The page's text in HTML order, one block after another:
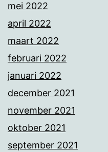
mei 2022
april 2022
maart 2022
februari 2022
januari 2022
december 2021
november 2021
oktober 2021
september 2021